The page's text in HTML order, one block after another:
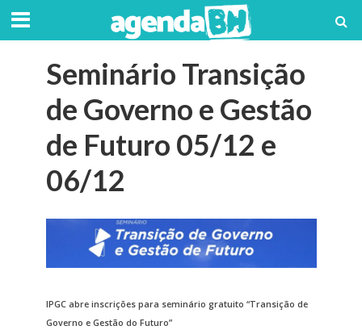
Seminário Transição
de Governo e Gestão
de Futuro 05/12 e
06/12
IPGC abre inscrições para seminário gratuito “Transição de
Governo e Gestão do Futuro”